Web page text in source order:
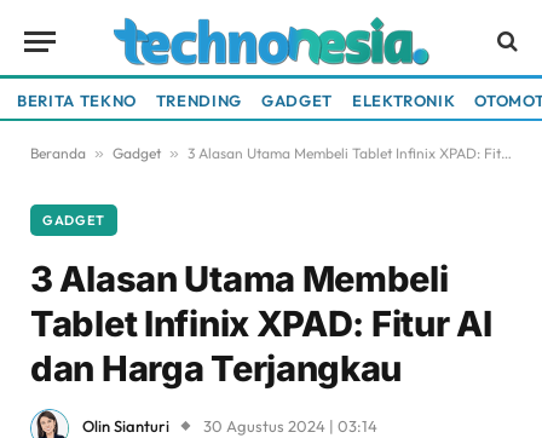
BERITA TEKNO TRENDING GADGET ELEKTRONIK
Beranda » Gadget » 3 Alasan Utama Membeli Tablet Infinix XPAD: Fitur AI dan Harga Terjangkau
GADGET
3 Alasan Utama Membeli
Tablet Infinix XPAD: Fitur AI
dan Harga Terjangkau
Olin Sianturi 30 Agustus 2024 | 03:14